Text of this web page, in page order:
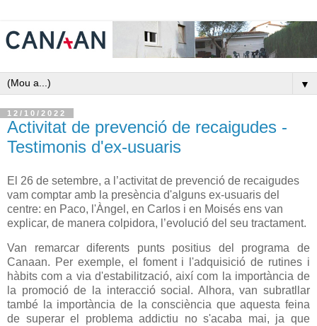
▼
12/10/2022
Activitat de prevenció de recaigudes -
Testimonis d'ex-usuaris
El 26 de setembre, a l’activitat de prevenció de recaigudes
vam comptar amb la presència d'alguns ex-usuaris del
centre: en Paco, l'Àngel, en Carlos i en Moisés ens van
explicar, de manera colpidora, l’evolució del seu tractament.
Van remarcar diferents punts positius del programa de
Canaan. Per exemple, el foment i l'adquisició de rutines i
hàbits com a via d'estabilització, així com la importància de
la promoció de la interacció social. Alhora, van subratllar
també la importància de la consciència que aquesta feina
de superar el problema addictiu no s'acaba mai, ja que